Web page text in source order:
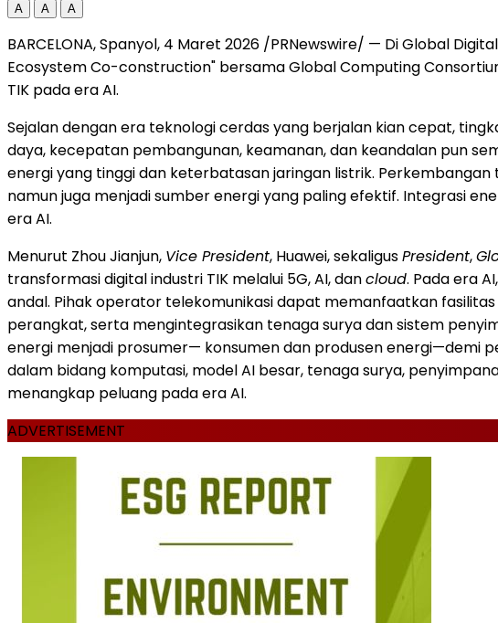
A A A
BARCELONA, Spanyol, 4 Maret 2026 /PRNewswire/ — Di Global
Ecosystem Co-construction" bersama Global Computing
TIK pada era AI.
Sejalan dengan era teknologi cerdas yang berjalan kian cepat,
daya, kecepatan pembangunan, keamanan, dan keandalan pun
energi yang tinggi dan keterbatasan jaringan listrik.
namun juga menjadi sumber energi yang paling efektif. Integrasi
era AI.
Menurut Zhou Jianjun, Vice President, Huawei, sekaligusPresident,
transformasi digital industri TIK melalui 5G, AI, dancloud. Pada era
andal. Pihak operator telekomunikasi dapat memanfaatkan
perangkat, serta mengintegrasikan tenaga surya dan sistem
energi menjadi prosumer— konsumen dan produsen energi—demi
dalam bidang komputasi, model AI besar, tenaga surya,
menangkap peluang pada era AI.
ADVERTISEMENT